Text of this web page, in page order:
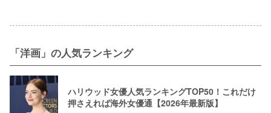
「洋画」の人気ランキング
ハリウッド女優人気ランキングTOP50！これだけ
押さえれば海外女優通【2026年最新版】